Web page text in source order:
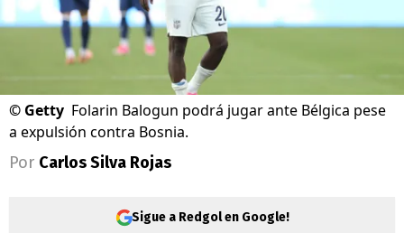
© Getty Folarin Balogun podrá jugar ante Bélgica pese
a expulsión contra Bosnia.
Por Carlos Silva Rojas
Sigue a Redgol en Google!